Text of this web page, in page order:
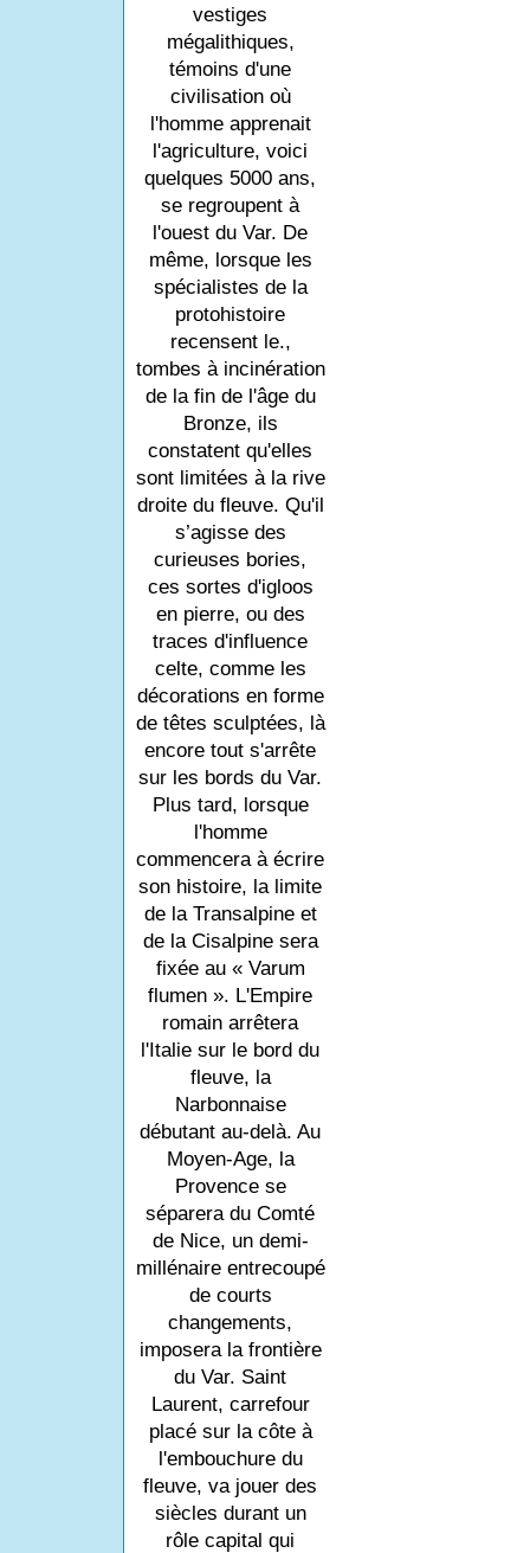
vestiges
mégalithiques,
témoins d'une
civilisation où
l'homme apprenait
l'agriculture, voici
quelques 5000 ans,
se regroupent à
l'ouest du Var. De
même, lorsque les
spécialistes de la
protohistoire
recensent le.,
tombes à incinération
de la fin de l'âge du
Bronze, ils
constatent qu'elles
sont limitées à la rive
droite du fleuve. Qu'il
s’agisse des
curieuses bories,
ces sortes d'igloos
en pierre, ou des
traces d'influence
celte, comme les
décorations en forme
de têtes sculptées, là
encore tout s'arrête
sur les bords du Var.
Plus tard, lorsque
l'homme
commencera à écrire
son histoire, la limite
de la Transalpine et
de la Cisalpine sera
fixée au « Varum
flumen ». L'Empire
romain arrêtera
l'Italie sur le bord du
fleuve, la
Narbonnaise
débutant au-delà. Au
Moyen-Age, la
Provence se
séparera du Comté
de Nice, un demi-
millénaire entrecoupé
de courts
changements,
imposera la frontière
du Var. Saint
Laurent, carrefour
placé sur la côte à
l'embouchure du
fleuve, va jouer des
siècles durant un
rôle capital qui